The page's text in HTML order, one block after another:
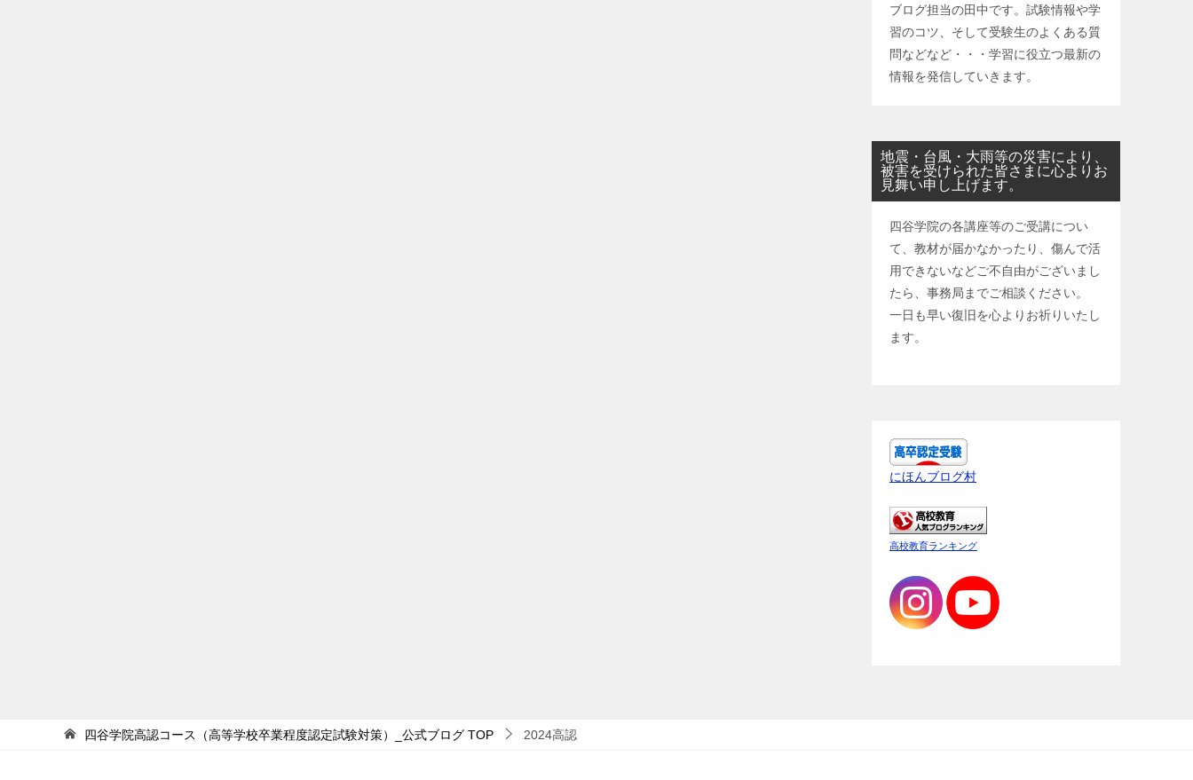
ブログ担当の田中です。試験情報や学
習のコツ、そして受験生のよくある質
問などなど・・・学習に役立つ最新の
情報を発信していきます。
地震・台風・大雨等の災害により、
被害を受けられた皆さまに心よりお
見舞い申し上げます。
四谷学院の各講座等のご受講につい
て、教材が届かなかったり、傷んで活
用できないなどご不自由がございまし
たら、事務局までご相談ください。
一日も早い復旧を心よりお祈りいたし
ます。
にほんブログ村
高校教育ランキング
四谷学院高認コース（高等学校卒業程度認定試験対策）_公式ブログ TOP 2024高認